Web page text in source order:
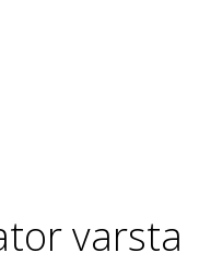
varsta